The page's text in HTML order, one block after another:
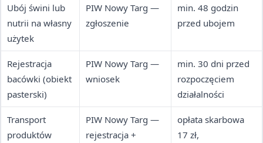
Ubój świni lub
nutrii na własny
użytek
PIW Nowy Targ —
zgłoszenie
min. 48 godzin
przed ubojem
Rejestracja
bacówki (obiekt
pasterski)
PIW Nowy Targ —
wniosek
min. 30 dni przed
rozpoczęciem
działalności
Transport
produktów
PIW Nowy Targ —
rejestracja +
opłata skarbowa
17 zł,